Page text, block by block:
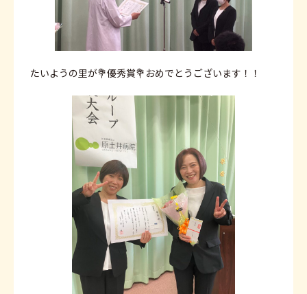
たいようの里が💐優秀賞💐おめでとうございます！！